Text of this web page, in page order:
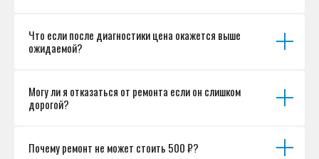
Что если после диагностики цена окажется выше
ожидаемой?
Могу ли я отказаться от ремонта если он слишком
дорогой?
Почему ремонт не может стоить 500 ₽?